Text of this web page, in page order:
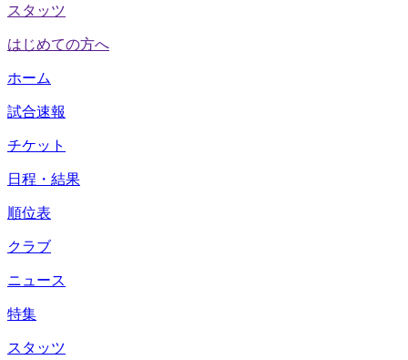
スタッツ
はじめての方へ
ホーム
試合速報
チケット
日程・結果
順位表
クラブ
ニュース
特集
スタッツ